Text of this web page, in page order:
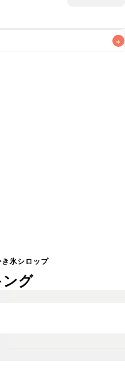
+
。なるべくお早めにお召
氷シロップ
ング